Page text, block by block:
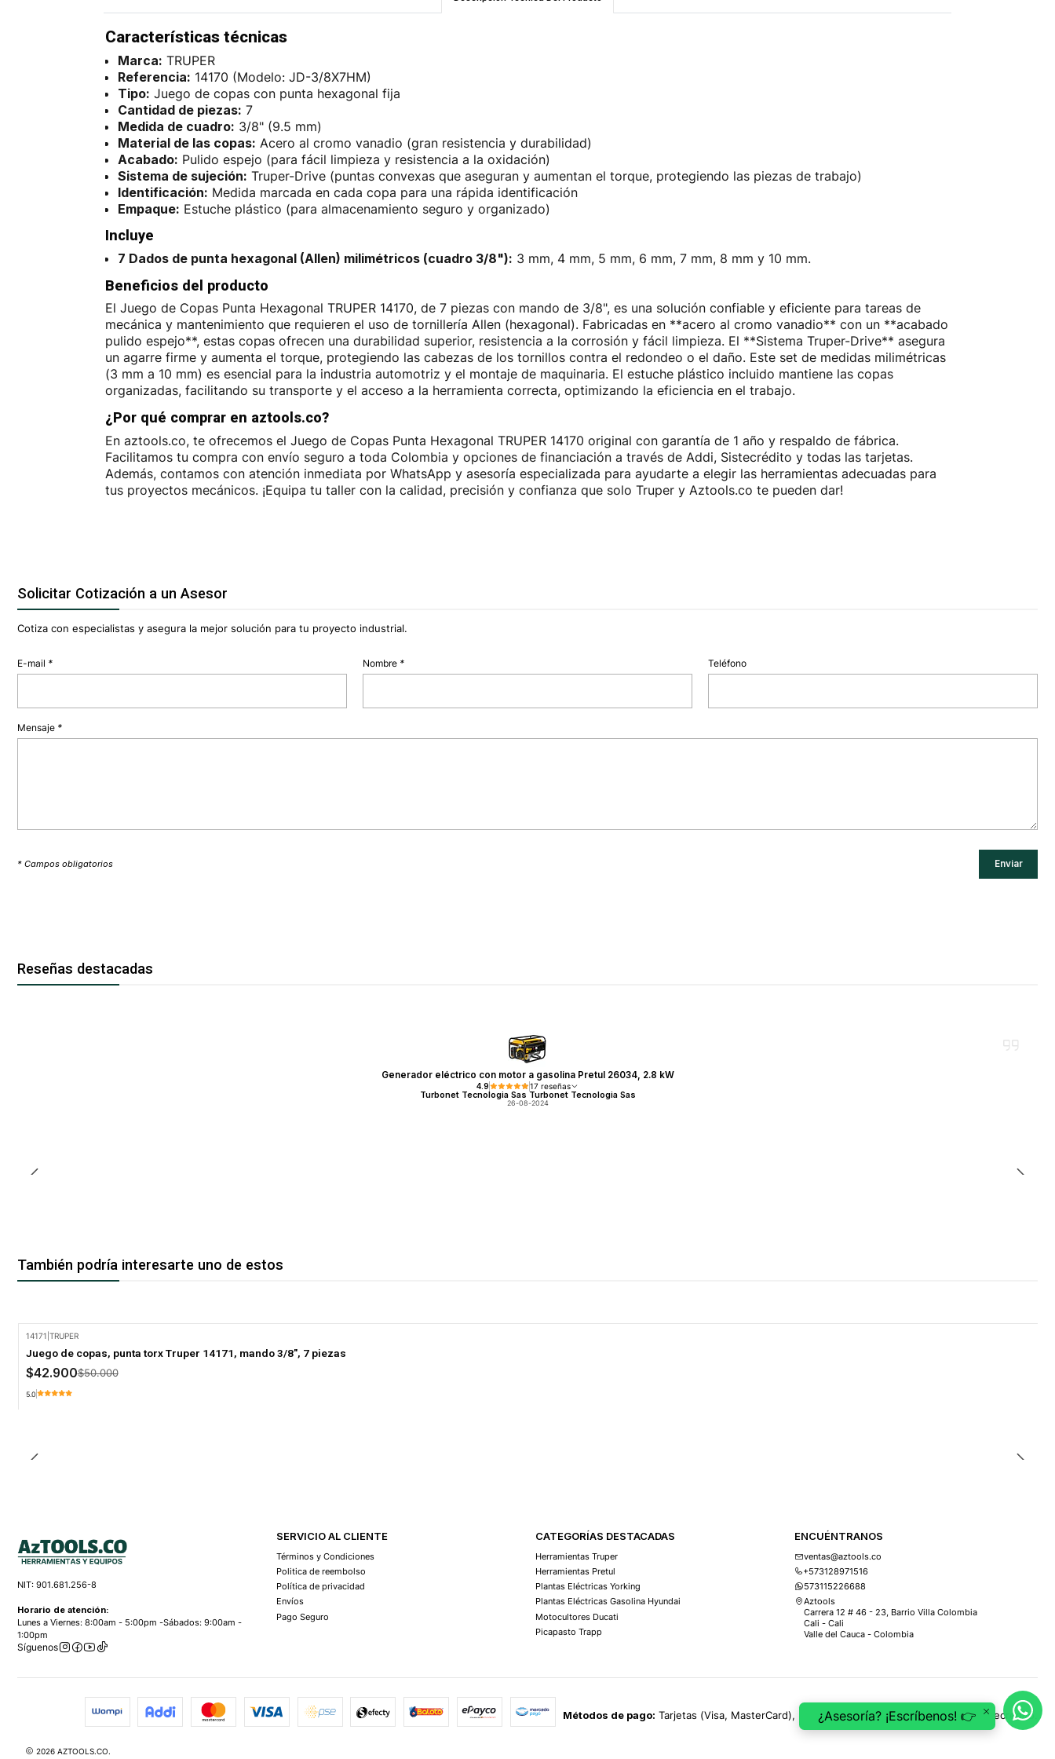
Características técnicas
Marca: TRUPER
Referencia: 14170 (Modelo: JD-3/8X7HM)
Tipo: Juego de copas con punta hexagonal fija
Cantidad de piezas: 7
Medida de cuadro: 3/8" (9.5 mm)
Material de las copas: Acero al cromo vanadio (gran resistencia y durabilidad)
Acabado: Pulido espejo (para fácil limpieza y resistencia a la oxidación)
Sistema de sujeción: Truper-Drive (puntas convexas que aseguran y aumentan el torque, protegiendo las piezas de trabajo)
Identificación: Medida marcada en cada copa para una rápida identificación
Empaque: Estuche plástico (para almacenamiento seguro y organizado)
Incluye
7 Dados de punta hexagonal (Allen) milimétricos (cuadro 3/8"): 3 mm, 4 mm, 5 mm, 6 mm, 7 mm, 8 mm y 10 mm.
Beneficios del producto
El Juego de Copas Punta Hexagonal TRUPER 14170, de 7 piezas con mando de 3/8", es una solución confiable y eficiente para tareas de
mecánica y mantenimiento que requieren el uso de tornillería Allen (hexagonal). Fabricadas en **acero al cromo vanadio** con un **acabado
pulido espejo**, estas copas ofrecen una durabilidad superior, resistencia a la corrosión y fácil limpieza. El **Sistema Truper-Drive** asegura
un agarre firme y aumenta el torque, protegiendo las cabezas de los tornillos contra el redondeo o el daño. Este set de medidas milimétricas
(3 mm a 10 mm) es esencial para la industria automotriz y el montaje de maquinaria. El estuche plástico incluido mantiene las copas
organizadas, facilitando su transporte y el acceso a la herramienta correcta, optimizando la eficiencia en el trabajo.
¿Por qué comprar en aztools.co?
En aztools.co, te ofrecemos el Juego de Copas Punta Hexagonal TRUPER 14170 original con garantía de 1 año y respaldo de fábrica.
Facilitamos tu compra con envío seguro a toda Colombia y opciones de financiación a través de Addi, Sistecrédito y todas las tarjetas.
Además, contamos con atención inmediata por WhatsApp y asesoría especializada para ayudarte a elegir las herramientas adecuadas para
tus proyectos mecánicos. ¡Equipa tu taller con la calidad, precisión y confianza que solo Truper y Aztools.co te pueden dar!
Solicitar Cotización a un Asesor
Cotiza con especialistas y asegura la mejor solución para tu proyecto industrial.
E-mail * Nombre * Teléfono
Mensaje *
* Campos obligatorios
Reseñas destacadas
Generador eléctrico con motor a gasolina Pretul 26034, 2.8 kW
4.9 17 reseñas
Turbonet Tecnologia Sas Turbonet Tecnologia Sas
26-08-2024
También podría interesarte uno de estos
14171 TRUPER
Juego de copas, punta torx Truper 14171, mando 3/8", 7 piezas
$42.900$50.000
5.0
NIT: 901.681.256-8
Horario de atención:
Lunes a Viernes: 8:00am - 5:00pm -Sábados: 9:00am -
1:00pm
Síguenos
SERVICIO AL CLIENTE
Términos y Condiciones
Politica de reembolso
Política de privacidad
Envíos
Pago Seguro
CATEGORÍAS DESTACADAS
Herramientas Truper
Herramientas Pretul
Plantas Eléctricas Yorking
Plantas Eléctricas Gasolina Hyundai
Motocultores Ducati
Picapasto Trapp
ENCUÉNTRANOS
ventas@aztools.co
+573128971516
573115226688
Aztools
Carrera 12 # 46 - 23, Barrio Villa Colombia
Cali - Cali
Valle del Cauca - Colombia
Métodos de pago: Tarjetas (Visa, MasterCard), PSE, ePayco, Mercado Pago, Addi y Sistecrédito.
2026 AZTOOLS.CO.
¿Asesoría? ¡Escríbenos! 👉